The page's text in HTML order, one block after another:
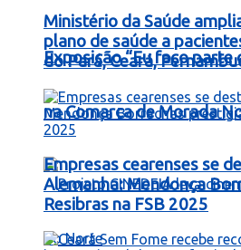
Exposição “Eu faço parte
na Comarca de Morada
Ministério da Saúde
plano de saúde a
do Pará, Ceará,
Empresas cearenses se
Alemanha: Mendonça
Resibras na FSB 2025